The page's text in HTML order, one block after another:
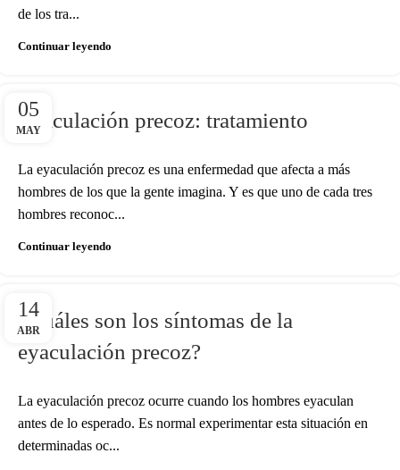
de los tra...
Continuar leyendo
05
MAY
Eyaculación precoz: tratamiento
La eyaculación precoz es una enfermedad que afecta a más
hombres de los que la gente imagina. Y es que uno de cada tres
hombres reconoc...
Continuar leyendo
14
ABR
¿Cuáles son los síntomas de la
eyaculación precoz?
La eyaculación precoz ocurre cuando los hombres eyaculan
antes de lo esperado. Es normal experimentar esta situación en
determinadas oc...